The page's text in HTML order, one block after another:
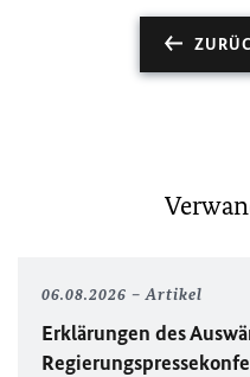
06.08.2026 Artikel
Erklärungen des